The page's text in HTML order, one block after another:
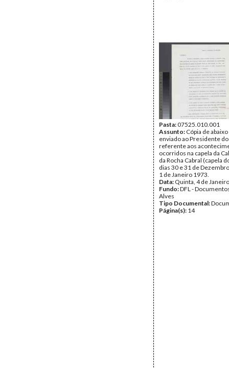
Pasta:07525.010.001
Assunto: Cópia de
enviado ao Presidente
referente aos
ocorridos na capela da
da Rocha Cabral (capela
dias 30 e 31 de
1 de Janeiro 1973.
Data: Quinta, 4 de
Fundo:DFL -
Alves
Tipo Documental:
Página(s): 14